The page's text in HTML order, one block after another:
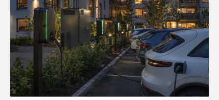
boende
rätt
till
elbilsladdning
–
så
påverkas
fastighetsägare